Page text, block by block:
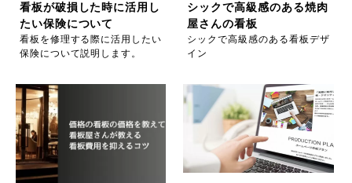
看板が破損した時に活用し
たい保険について
看板を修理する際に活用したい
保険について説明します。
シックで高級感のある焼肉
屋さんの看板
シックで高級感のある看板デザ
イン